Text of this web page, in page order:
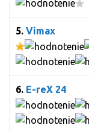
5. Vimax
6. E-reX 24